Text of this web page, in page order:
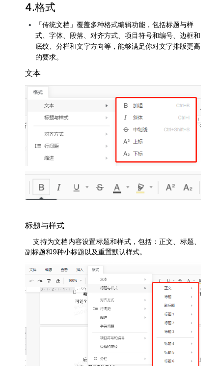
4.格式
「传统文档」覆盖多种格式编辑功能，包括标题与样
式、字体、段落、对齐方式、项目符号和编号、边框和
底纹、分栏和文字方向等，能够满足你对文字排版更高
的要求。
文本
标题与样式
	支持为文档内容设置标题和样式，包括：正文、标题、
副标题和9种小标题以及重置默认样式。